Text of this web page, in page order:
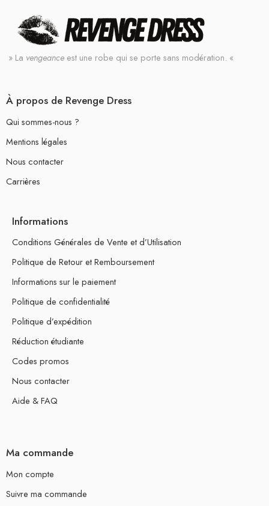
» La vengeance est une robe qui se porte sans modération. «
À propos de Revenge Dress
Qui sommes-nous ?
Mentions légales
Nous contacter
Carrières
Informations
Conditions Générales de Vente et d’Utilisation
Politique de Retour et Remboursement
Informations sur le paiement
Politique de confidentialité
Politique d’expédition
Réduction étudiante
Codes promos
Nous contacter
Aide & FAQ
Ma commande
Mon compte
Suivre ma commande